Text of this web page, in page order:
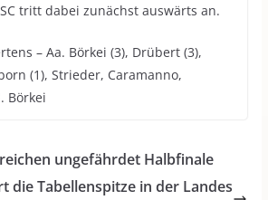
tritt dabei zunächst auswärts an.
– Aa. Börkei (3), Drübert (3),
(1), Strieder, Caramanno,
Börkei
ungefährdet Halbfinale
die Tabellenspitze in der Landes